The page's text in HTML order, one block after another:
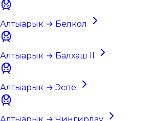
Алтыарык → Белкол
Алтыарык → Балхаш II
Алтыарык → Эспе